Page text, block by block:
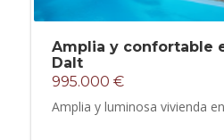
Amplia y confortable
Dalt
995.000 €
Amplia y luminosa vivienda